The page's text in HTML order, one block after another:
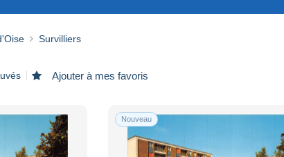
Survilliers
Ajouter à mes favoris
Nouveau